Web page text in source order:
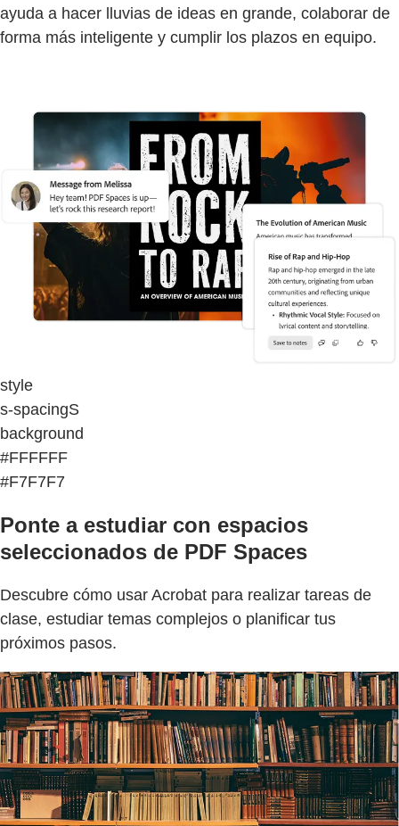
ayuda a hacer lluvias de ideas en grande, colaborar de
forma más inteligente y cumplir los plazos en equipo.
style
s-spacingS
background
#FFFFFF
#F7F7F7
Ponte a estudiar con espacios
seleccionados de PDF Spaces
Descubre cómo usar Acrobat para realizar tareas de
clase, estudiar temas complejos o planificar tus
próximos pasos.